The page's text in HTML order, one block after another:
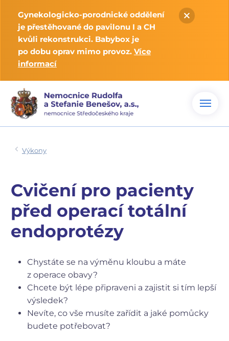
Gynekologicko-porodnické oddělení
je přestěhované do pavilonu I a CH
kvůli rekonstrukci. Babybox je
po dobu oprav mimo provoz. Více
informací
Výkony
Cvičení pro pacienty
před operací totální
endoprotézy
Chystáte se na výměnu kloubu a máte
z operace obavy?
Chcete být lépe připraveni a zajistit si tím lepší
výsledek?
Nevíte, co vše musíte zařídit a jaké pomůcky
budete potřebovat?